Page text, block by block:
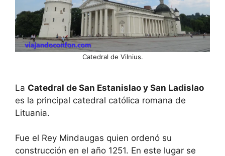
Catedral de Vilnius.
La Catedral de San Estanislao y San Ladislao
es la principal catedral católica romana de
Lituania.
Fue el Rey Mindaugas quien ordenó su
construcción en el año 1251. En este lugar se